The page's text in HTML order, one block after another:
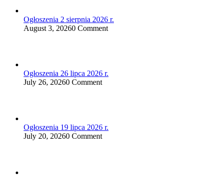
Ogłoszenia 2 sierpnia 2026 r.
August 3, 20260 Comment
Ogłoszenia 26 lipca 2026 r.
July 26, 20260 Comment
Ogłoszenia 19 lipca 2026 r.
July 20, 20260 Comment